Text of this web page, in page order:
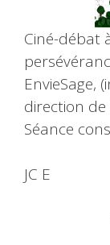
Ciné-débat
EnvieSage,
direction de
Séance
JC E